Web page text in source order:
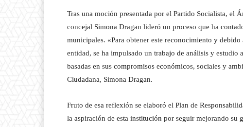
Tras una moción presentada por el Partido Socialista, el
concejal Simona Dragan lideró un proceso que ha
municipales. «Para obtener este reconocimiento y
entidad, se ha impulsado un trabajo de análisis y estudio
basadas en sus compromisos económicos, sociales y
Ciudadana, Simona Dragan.
Fruto de esa reflexión se elaboró el Plan de
la aspiración de esta institución por seguir mejorando su